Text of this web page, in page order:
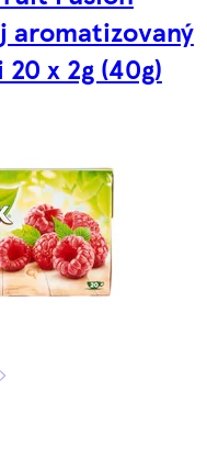
aromatizovaný
x 2g (40g)